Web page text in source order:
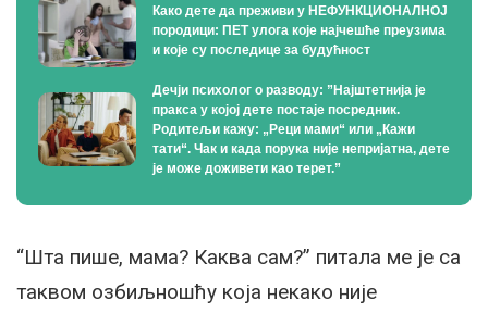
Како дете да преживи у НЕФУНКЦИОНАЛНОЈ
породици: ПЕТ улога које најчешће преузима
и које су последице за будућност
Дечји психолог о разводу: ”Најштетнија је
пракса у којој дете постаје посредник.
Родитељи кажу: „Реци мами“ или „Кажи
тати“. Чак и када порука није непријатна, дете
је може доживети као терет.”
“Шта пише, мама? Каква сам?” питала ме је са
таквом озбиљношћу која некако није